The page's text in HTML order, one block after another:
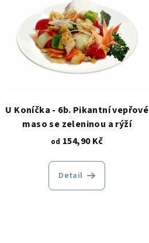
U Koníčka - 6b. Pikantní vepřové
maso se zeleninou a rýží
od 154,90 Kč
Detail